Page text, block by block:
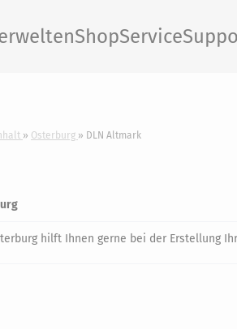
ShopService
Osterburg DLN Altmark
hilft Ihnen gerne bei der Erstellung